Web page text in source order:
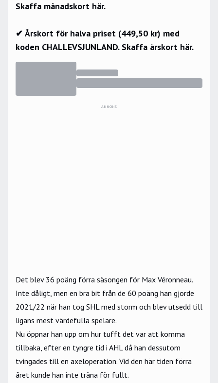
Skaffa månadskort här.
✔ Årskort för halva priset (449,50 kr) med
koden CHALLEVSJUNLAND. Skaffa årskort här.
ANNONS
Det blev 36 poäng förra säsongen för Max Véronneau.
Inte dåligt, men en bra bit från de 60 poäng han gjorde
2021/22 när han tog SHL med storm och blev utsedd till
ligans mest värdefulla spelare.
Nu öppnar han upp om hur tufft det var att komma
tillbaka, efter en tyngre tid i AHL då han dessutom
tvingades till en axeloperation. Vid den här tiden förra
året kunde han inte träna för fullt.